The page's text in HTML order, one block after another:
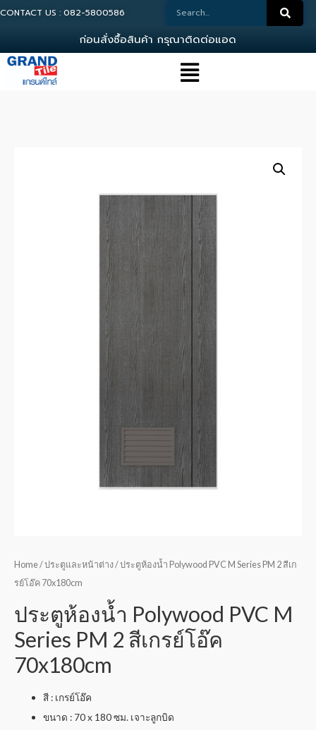
CONTACT US : 082-5800586
กอนสงซอสนคา กรณาตดตอแอดม
Home/ประตูและหน้าต่าง/ ประตูห้องน้ำ Polywood PVC M Series PM 2 สีเก
รย์โอ๊ค 70x180cm
ประตูห้องน้ำ Polywood PVC M
Series PM 2 สีเกรย์โอ๊ค
70x180cm
สี : เกรย์โอ๊ค
ขนาด : 70 x 180 ซม. เจาะลูกบิด